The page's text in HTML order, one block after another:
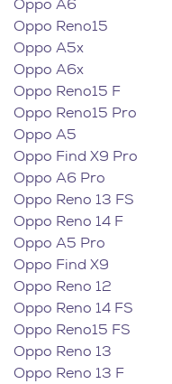
Oppo A6
Oppo Reno15
Oppo A5x
Oppo A6x
Oppo Reno15 F
Oppo Reno15 Pro
Oppo A5
Oppo Find X9 Pro
Oppo A6 Pro
Oppo Reno 13 FS
Oppo Reno 14 F
Oppo A5 Pro
Oppo Find X9
Oppo Reno 12
Oppo Reno 14 FS
Oppo Reno15 FS
Oppo Reno 13
Oppo Reno 13 F